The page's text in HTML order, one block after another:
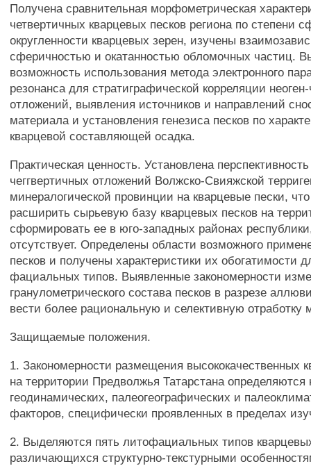
Получена сравнительная морфометрическая
четвертичных кварцевых песков региона по степени
округленности кварцевых зерен, изучены
сферичностью и окатанностью обломочных частиц.
возможность использования метода электронного
резонанса для стратиграфической корреляции
отложений, выявления источников и направлений
материала и установления генезиса песков по
кварцевой составляющей осадка.
Практическая ценность. Установлена
чеггвертичных отложений Волжско-Свияжской
минералогической провинции на кварцевые пески,
расширить сырьевую базу кварцевых песков на
сформировать ее в юго-западных районах
отсутствует. Определены области возможного
песков и получены характеристики их обогатимости
фациальных типов. Выявленные закономерности
гранулометрического состава песков в разрезе
вести более рациональную и селективную отработку
Защищаемые положения.
1. Закономерности размещения высококачественных
на территории Предволжья Татарстана определяются
геодинамических, палеогеографических и
факторов, специфически проявленных в пределах
2. Выделяются пять литофациальных типов
различающихся структурно-текстурными